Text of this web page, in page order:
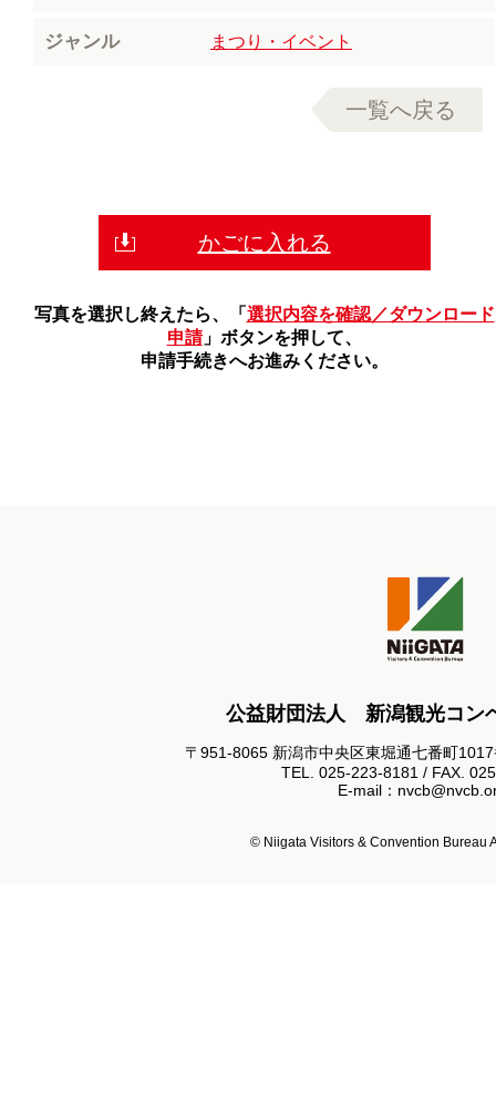
ジャンル まつり・イベント
一覧へ戻る
かごに入れる
写真を選択し終えたら、「 選択内容を確認／ダウンロード
申請」ボタンを押して、
申請手続きへお進みください。
公益財団法人 新潟観光コン
〒951-8065 新潟市中央区東堀通七番町
TEL. 025-223-8181 / FAX.
E-mail：
© Niigata Visitors & Convention Bureau